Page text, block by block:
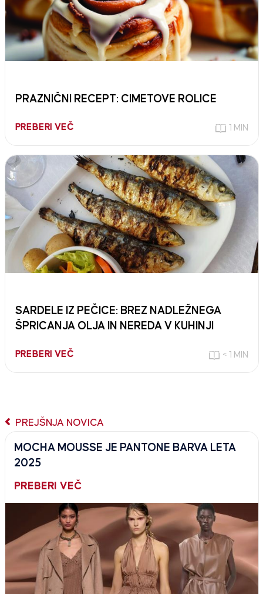
PRAZNIČNI RECEPT: CIMETOVE ROLICE
PREBERI VEČ 1 MIN
SARDELE IZ PEČICE: BREZ NADLEŽNEGA
ŠPRICANJA OLJA IN NEREDA V KUHINJI
PREBERI VEČ < 1 MIN
PREJŠNJA NOVICA
MOCHA MOUSSE JE PANTONE BARVA LETA
2025
PREBERI VEČ